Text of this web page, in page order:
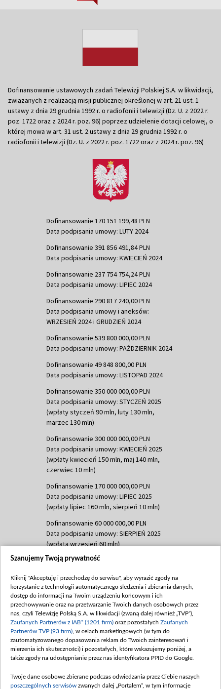
Dofinansowanie ustawowych zadań Telewizji Polskiej S.A. w likwidacji,
związanych z realizacją misji publicznej określonej w art. 21 ust. 1
ustawy z dnia 29 grudnia 1992 r. o radiofonii i telewizji (Dz. U. z 2022 r.
poz. 1722 oraz z 2024 r. poz. 96) poprzez udzielenie dotacji celowej, o
której mowa w art. 31 ust. 2 ustawy z dnia 29 grudnia 1992 r. o
radiofonii i telewizji (Dz. U. z 2022 r. poz. 1722 oraz z 2024 r. poz. 96)
Dofinansowanie 170 151 199,48 PLN
Data podpisania umowy: LUTY 2024
Dofinansowanie 391 856 491,84 PLN
Data podpisania umowy: KWIECIEŃ 2024
Dofinansowanie 237 754 754,24 PLN
Data podpisania umowy: LIPIEC 2024
Dofinansowanie 290 817 240,00 PLN
Data podpisania umowy i aneksów:
WRZESIEŃ 2024 i GRUDZIEŃ 2024
Dofinansowanie 539 800 000,00 PLN
Data podpisania umowy: PAŹDZIERNIK 2024
Dofinansowanie 49 848 800,00 PLN
Data podpisania umowy: LISTOPAD 2024
Dofinansowanie 350 000 000,00 PLN
Data podpisania umowy: STYCZEŃ 2025
(wpłaty styczeń 90 mln, luty 130 mln,
marzec 130 mln)
Dofinansowanie 300 000 000,00 PLN
Data podpisania umowy: KWIECIEŃ 2025
(wpłaty kwiecień 150 mln, maj 140 mln,
czerwiec 10 mln)
Dofinansowanie 170 000 000,00 PLN
Data podpisania umowy: LIPIEC 2025
(wpłaty lipiec 160 mln, sierpień 10 mln)
Dofinansowanie 60 000 000,00 PLN
Data podpisania umowy: SIERPIEŃ 2025
(wpłata wrzesień 60 mln)
Dofinansowanie 635 783 051,21 PLN
(wpłata wrzesień 100 mln, październik 350
mln, listopad 265 mln)
Dofinansowanie 48 862 000,00 PLN
Data podpisania umowy: GRUDZIEŃ 2025
(wpłata grudzień 60,548 mln)
Dofinansowanie 900 000 000,00 PLN
Data podpisania umowy: LUTY 2026 (wpłata
kwiecień 180 mln, 7 maja 180 mln, 8
czerwca 90 mln)
Szanujemy Twoją prywatność
Kliknij "Akceptuję i przechodzę do serwisu", aby wyrazić zgody na
korzystanie z technologii automatycznego śledzenia i zbierania danych,
dostęp do informacji na Twoim urządzeniu końcowym i ich
przechowywanie oraz na przetwarzanie Twoich danych osobowych przez
nas, czyli Telewizję Polską S.A. w likwidacji (zwaną dalej również „TVP”),
Zaufanych Partnerów z IAB* (1201 firm) oraz pozostałych Zaufanych
Partnerów TVP (93 firm) , w celach marketingowych (w tym do
zautomatyzowanego dopasowania reklam do Twoich zainteresowań i
mierzenia ich skuteczności) i pozostałych, które wskazujemy poniżej, a
także zgody na udostępnianie przez nas identyfikatora PPID do Google.
Twoje dane osobowe zbierane podczas odwiedzania przez Ciebie naszych
poszczególnych serwisów zwanych dalej „Portalem”, w tym informacje